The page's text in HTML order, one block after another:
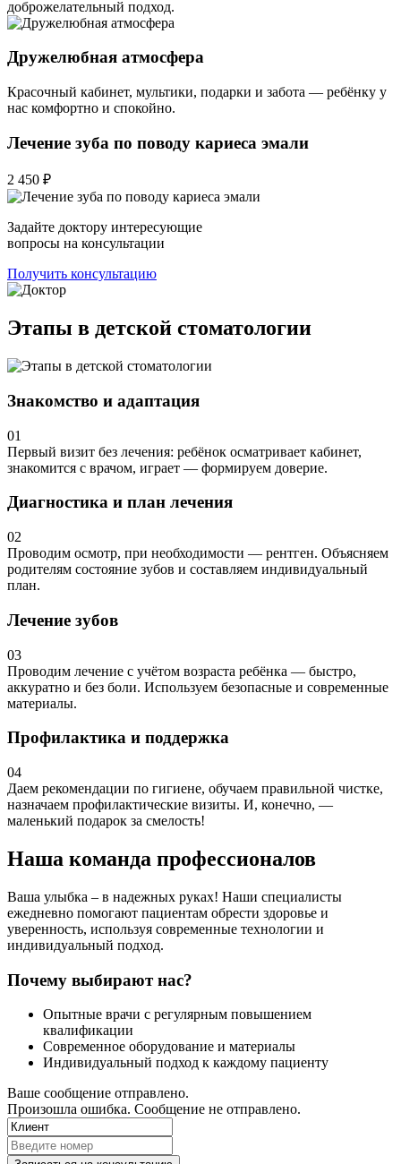
доброжелательный подход.
Дружелюбная атмосфера
Красочный кабинет, мультики, подарки и забота — ребёнку у
нас комфортно и спокойно.
Лечение зуба по поводу кариеса эмали
2 450 ₽
Задайте доктору интересующие
вопросы на консультации
Получить консультацию
Этапы в детской стоматологии
Знакомство и адаптация
01
Первый визит без лечения: ребёнок осматривает кабинет,
знакомится с врачом, играет — формируем доверие.
Диагностика и план лечения
02
Проводим осмотр, при необходимости — рентген. Объясняем
родителям состояние зубов и составляем индивидуальный
план.
Лечение зубов
03
Проводим лечение с учётом возраста ребёнка — быстро,
аккуратно и без боли. Используем безопасные и современные
материалы.
Профилактика и поддержка
04
Даем рекомендации по гигиене, обучаем правильной чистке,
назначаем профилактические визиты. И, конечно, —
маленький подарок за смелость!
Наша команда профессионалов
Ваша улыбка – в надежных руках! Наши специалисты
ежедневно помогают пациентам обрести здоровье и
уверенность, используя современные технологии и
индивидуальный подход.
Почему выбирают нас?
Опытные врачи с регулярным повышением
квалификации
Современное оборудование и материалы
Индивидуальный подход к каждому пациенту
Ваше сообщение отправлено.
Произошла ошибка. Сообщение не отправлено.